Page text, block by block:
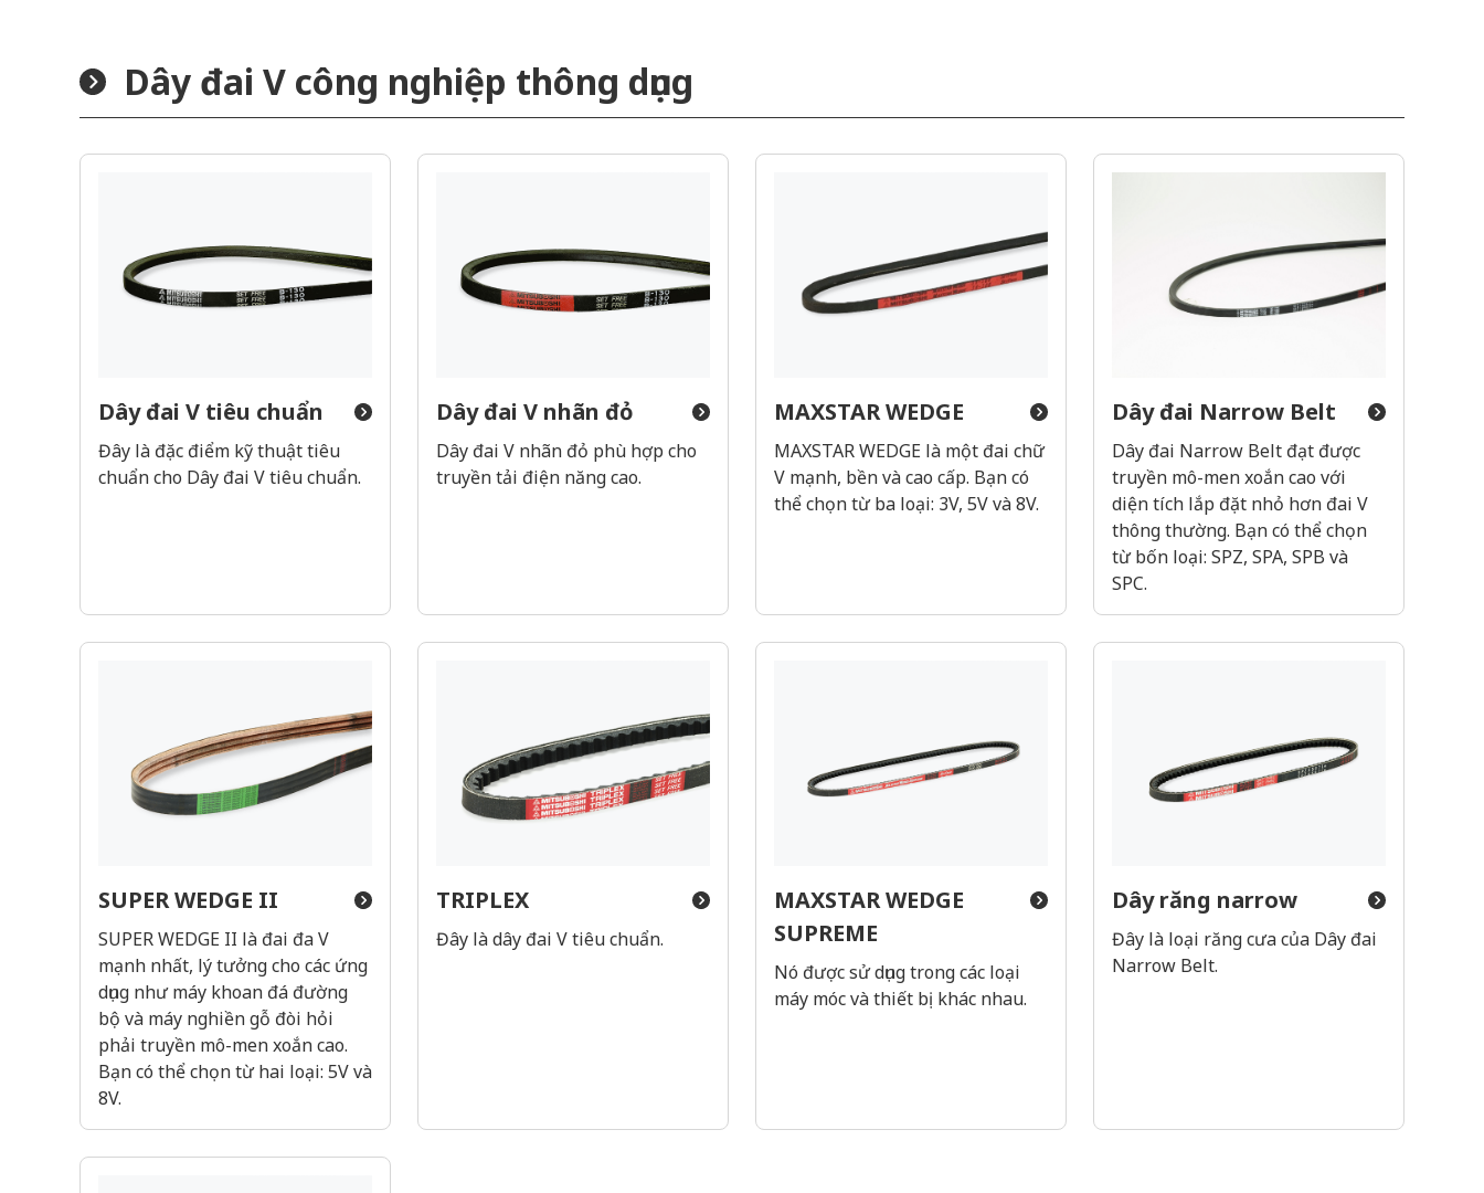
Dây đai V công nghiệp thông dụng
Dây đai V tiêu chuẩn
Đây là đặc điểm kỹ thuật tiêu
chuẩn cho Dây đai V tiêu chuẩn.
Dây đai V nhãn đỏ
Dây đai V nhãn đỏ phù hợp cho
truyền tải điện năng cao.
MAXSTAR WEDGE
MAXSTAR WEDGE là một đai chữ
V mạnh, bền và cao cấp. Bạn có
thể chọn từ ba loại: 3V, 5V và 8V.
Dây đai Narrow Belt
Dây đai Narrow Belt đạt được
truyền mô-men xoắn cao với
diện tích lắp đặt nhỏ hơn đai V
thông thường. Bạn có thể chọn
từ bốn loại: SPZ, SPA, SPB và
SPC.
SUPER WEDGE II
SUPER WEDGE II là đai đa V
mạnh nhất, lý tưởng cho các ứng
dụng như máy khoan đá đường
bộ và máy nghiền gỗ đòi hỏi
phải truyền mô-men xoắn cao.
Bạn có thể chọn từ hai loại: 5V và
8V.
TRIPLEX
Đây là dây đai V tiêu chuẩn.
MAXSTAR WEDGE
SUPREME
Nó được sử dụng trong các loại
máy móc và thiết bị khác nhau.
Dây răng narrow
Đây là loại răng cưa của Dây đai
Narrow Belt.